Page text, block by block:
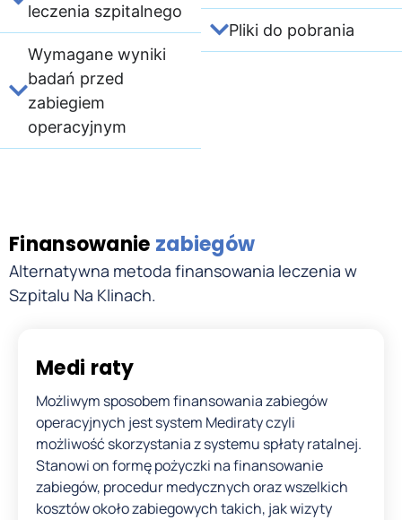
leczenia szpitalnego
Wymagane wyniki
badań przed
zabiegiem
operacyjnym
Pliki do pobrania
Finansowanie zabiegów
Alternatywna metoda finansowania leczenia w
Szpitalu Na Klinach.
Medi raty
Możliwym sposobem finansowania zabiegów
operacyjnych jest system Mediraty czyli
możliwość skorzystania z systemu spłaty ratalnej.
Stanowi on formę pożyczki na finansowanie
zabiegów, procedur medycznych oraz wszelkich
kosztów około zabiegowych takich, jak wizyty